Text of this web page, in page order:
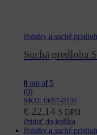
Poistky a suché
Suchá predloha
0 out of 5
(0)
SKU: 0657-0131
€ 22,14 S DPH
Pridať do košíka
Poistky a suché